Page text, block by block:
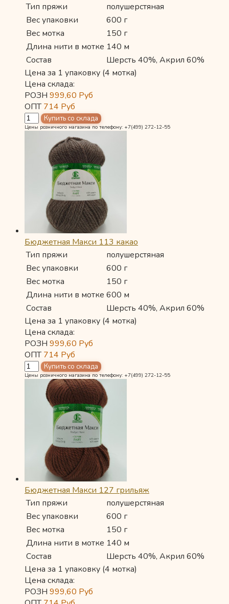
Тип пряжи
полушерстяная
Вес упаковки
600 г
Вес мотка
150 г
Длина нити в мотке 140 м
Состав
Шерсть 40%, Акрил 60%
Цена за 1 упаковку (4 мотка)
Цена склада:
РОЗН 999,60 Руб
ОПТ714 Руб
Цены розничного магазина по телефону: +7(499) 272-12-55
Бюджетная Макси 113 какао
Тип пряжи
полушерстяная
Вес упаковки
600 г
Вес мотка
150 г
Длина нити в мотке 600 м
Состав
Шерсть 40%, Акрил 60%
Цена за 1 упаковку (4 мотка)
Цена склада:
РОЗН 999,60 Руб
ОПТ714 Руб
Цены розничного магазина по телефону: +7(499) 272-12-55
Бюджетная Макси 127 грильяж
Тип пряжи
полушерстяная
Вес упаковки
600 г
Вес мотка
150 г
Длина нити в мотке 140 м
Состав
Шерсть 40%, Акрил 60%
Цена за 1 упаковку (4 мотка)
Цена склада:
РОЗН 999,60 Руб